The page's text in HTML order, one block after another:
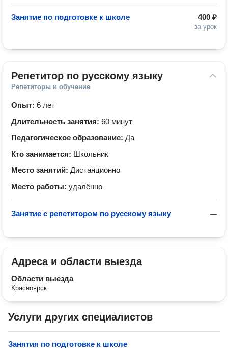
400 ₽
за урок
Занятие по подготовке к школе
Репетитор по русскому языку
Репетиторы и обучение
Опыт: 6 лет
Длительность занятия: 60 минут
Педагогическое образование: Да
Кто занимается: Школьник
Место занятий: Дистанционно
Место работы: удалённо
—
Занятие с репетитором по русскому языку
Адреса и области выезда
Области выезда
Красноярск
Услуги других специалистов
Занятия по подготовке к школе